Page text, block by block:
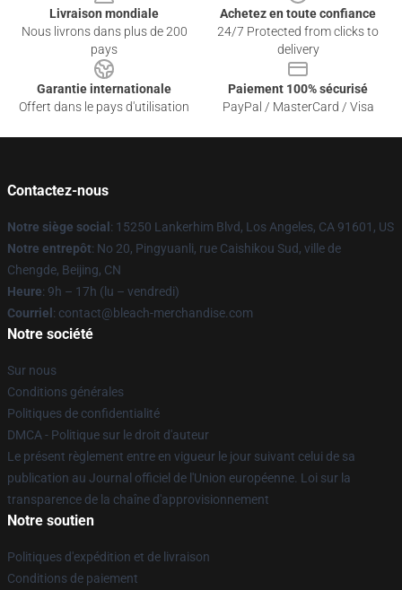
Livraison mondiale
Nous livrons dans plus de 200
pays
Achetez en toute confiance
24/7 Protected from clicks to
delivery
Garantie internationale
Offert dans le pays d'utilisation
Paiement 100% sécurisé
PayPal / MasterCard / Visa
Contactez-nous
Notre siège social : 15250 Lankerhim Blvd, Los Angeles, CA 91601, US
Notre entrepôt: No 20, Pingyuanli, rue Caishikou Sud, ville de
Chengde, Beijing, CN
Heure: 9h – 17h (lu – vendredi)
Courriel : contact@bleach-merchandise.com
Notre société
Sur nous
Conditions générales
Politiques de confidentialité
DMCA - Politique sur le droit d'auteur
Le présent règlement entre en vigueur le jour suivant celui de sa
publication au Journal officiel de l'Union européenne. Loi sur la
transparence de la chaîne d'approvisionnement
Notre soutien
Politiques d'expédition et de livraison
Conditions de paiement